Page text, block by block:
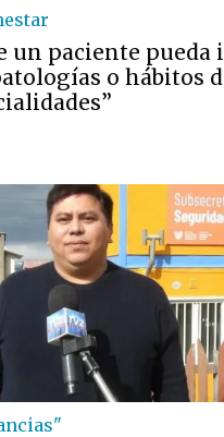
un paciente pueda
o hábitos